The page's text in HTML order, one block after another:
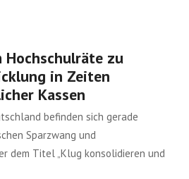
Hochschulräte zu
in Zeiten
Kassen
befinden sich gerade
Sparzwang und
dem Titel „Klug konsolidieren und